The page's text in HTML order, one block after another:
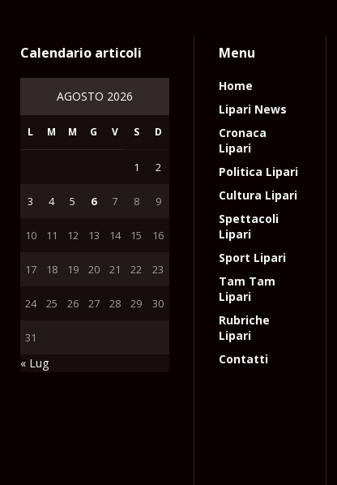
Calendario articoli
AGOSTO 2026
L M M G V S D
1 2
3 4 5 6 7 8 9
10 11 12 13 14 15 16
17 18 19 20 21 22 23
24 25 26 27 28 29 30
31
« Lug
Menu
Home
Lipari News
Cronaca
Lipari
Politica Lipari
Cultura Lipari
Spettacoli
Lipari
Sport Lipari
Tam Tam
Lipari
Rubriche
Lipari
Contatti